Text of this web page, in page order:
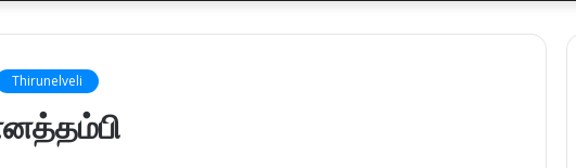
Thirunelveli